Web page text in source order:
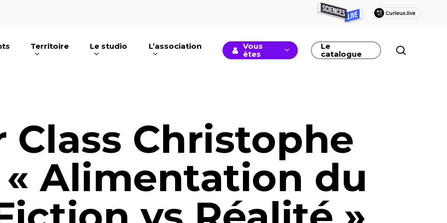
Territoire Le studio L’association
Vous
êtes
Le
catalogue
Class Christophe
« Alimentation du